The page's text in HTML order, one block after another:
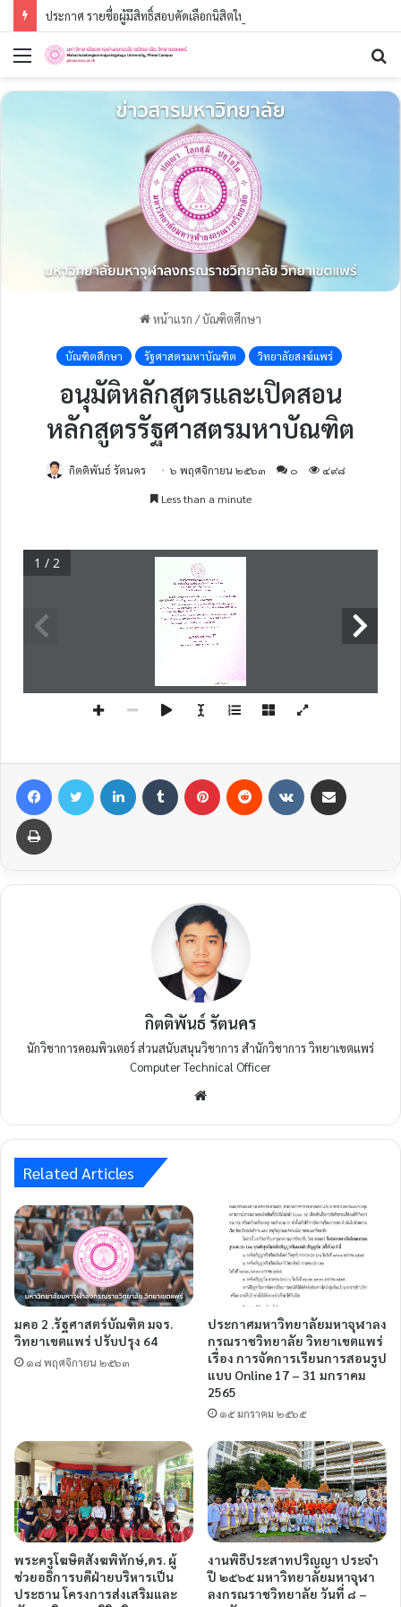
หน้าแรก /บัณฑิตศึกษา
บัณฑิตศึกษา รัฐศาสตรมหาบัณฑิต วิทยาลัยสงฆ์แพร่
อนุมัติหลักสูตรและเปิดสอน
หลักสูตรรัฐศาสตรมหาบัณฑิต
กิตติพันธ์ รัตนคร ๖ พฤศจิกายน ๒๕๖๓ ๐
๔๙๘
Less than a minute
1 / 2
กิตติพันธ์ รัตนคร
นักวิชาการคอมพิวเตอร์ ส่วนสนับสนุนวิชาการ สำนักวิชาการ วิทยาเขตแพร่
Computer Technical Officer
Related Articles
มคอ 2 .รัฐศาสตร์บัณฑิต มจร.
วิทยาเขตแพร่ ปรับปรุง 64
๑๘ พฤศจิกายน ๒๕๖๓
ประกาศมหาวิทยาลัยมหาจุฬาลง
กรณราชวิทยาลัย วิทยาเขตแพร่
เรื่อง การจัดการเรียนการสอนรูป
แบบ Online 17 – 31 มกราคม
2565
๑๕ มกราคม ๒๕๖๕
พระครูโฆษิตสังฆพิทักษ์,ดร. ผู้
ช่วยอธิการบดีฝ่ายบริหารเป็น
ประธาน โครงการส่งเสริมและ
งานพิธีประสาทปริญญา ประจำ
ปี ๒๕๖๕ มหาวิทยาลัยมหาจุฬา
ลงกรณราชวิทยาลัย วันที่ ๘ –